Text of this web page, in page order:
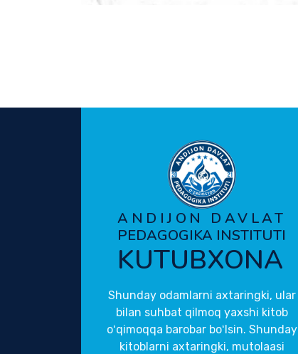
ANDIJON DAVLAT
PEDAGOGIKA INSTITUTI
KUTUBXONA
Shunday odamlarni axtaringki, ular
bilan suhbat qilmoq yaxshi kitob
oʻqimoqqa barobar boʻlsin. Shunday
kitoblarni axtaringki, mutolaasi